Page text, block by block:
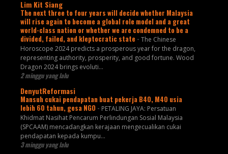
Lim Kit Siang
The next three to four years will decide whether Malaysia
will rise again to become a global role model and a great
world-class nation or whether we are condemned to be a
divided, failed, and kleptocratic state - The Chinese
Horoscope 2024 predicts a prosperous year for the dragon,
representing authority, prosperity, and good fortune. Wood
Dragon 2024 brings evoluti...
2 minggu yang lalu
DenyutReformasi
Mansuh cukai pendapatan buat pekerja B40, M40 usia
lebih 60 tahun, gesa NGO - PETALING JAYA: Persatuan
Khidmat Nasihat Pencarum Perlindungan Sosial Malaysia
(SPCAAM) mencadangkan kerajaan mengecualikan cukai
pendapatan kepada kumpu...
3 minggu yang lalu